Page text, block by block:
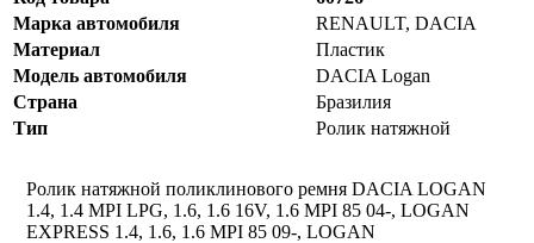
Марка автомобиля
RENAULT, DACIA
Материал
Пластик
Модель автомобиля
DACIA Logan
Страна
Бразилия
Тип
Ролик натяжной
Ролик натяжной поликлинового ремня DACIA LOGAN
1.4, 1.4 MPI LPG, 1.6, 1.6 16V, 1.6 MPI 85 04-, LOGAN
EXPRESS 1.4, 1.6, 1.6 MPI 85 09-, LOGAN